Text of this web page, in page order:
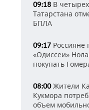
09:18 В
Татарстана
БПЛА
09:17 Россияне
«Одиссеи»
покупать
08:00Жители
Кукмора
объем